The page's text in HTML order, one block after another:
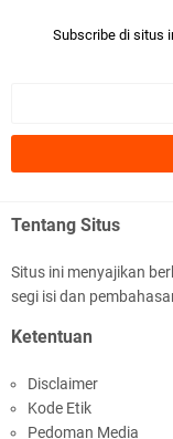
Polsek
Selamatan
Subscribe di situs
Tentang Situs
Situs ini menyajikan
segi isi dan
Ketentuan
Disclaimer
Kode Etik
Pedoman Media